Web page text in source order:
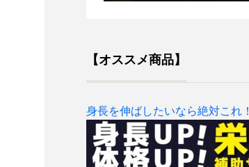
【オススメ商品】
身長を伸ばしたいなら絶対これ！